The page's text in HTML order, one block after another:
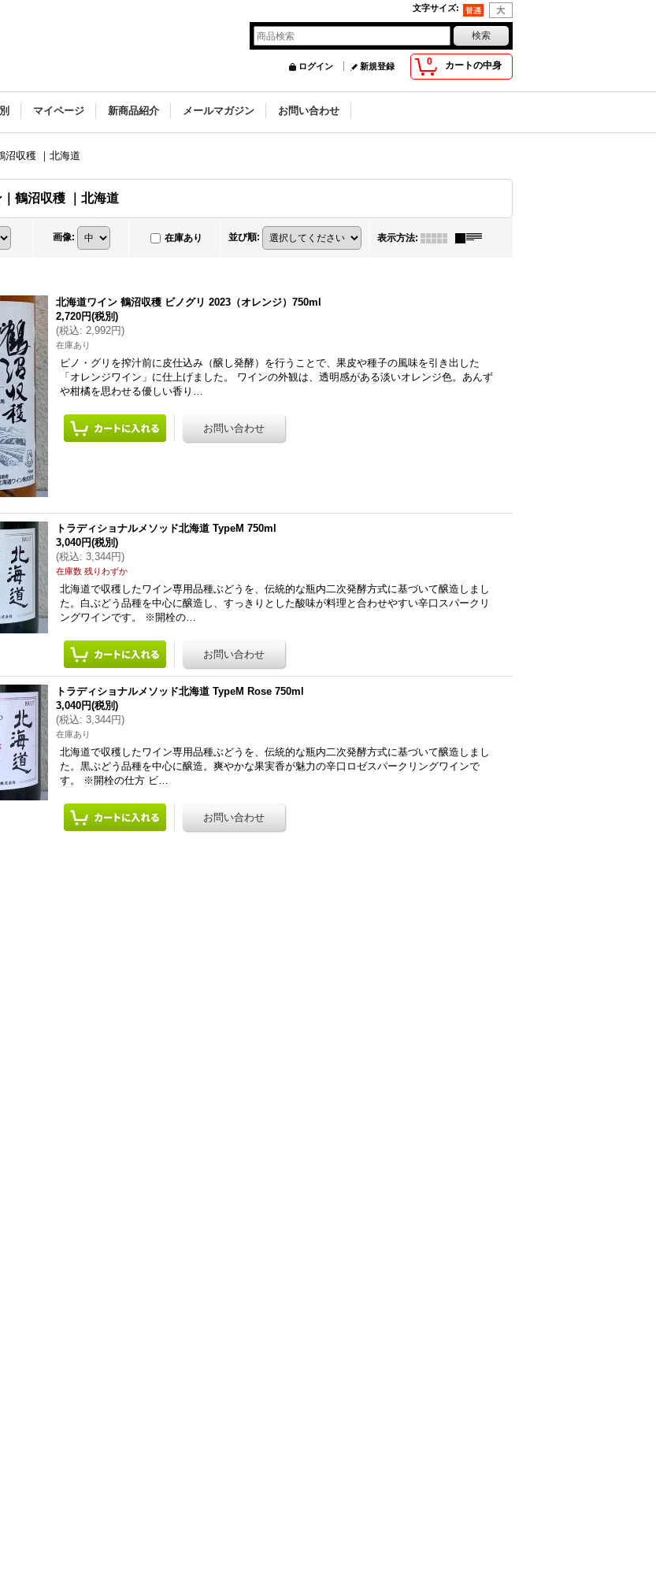
文字サイズ:
0 カートの中身
ログイン 新規登録
マイページ 新商品紹介 メールマガジン お問い合わせ
沼収穫 ｜北海道
鶴沼収穫 ｜北海道
画像: 在庫あり 並び順: 表示方法:
北海道ワイン 鶴沼収穫 ビノグリ 2023（オレンジ）750ml
2,720円(税別)
(税込: 2,992円)
在庫あり
ピノ・グリを搾汁前に皮仕込み（醸し発酵）を行うことで、果皮や種子の風味を引き出した
「オレンジワイン」に仕上げました。 ワインの外観は、透明感がある淡いオレンジ色。あんず
や柑橘を思わせる優しい香り…
トラディショナルメソッド北海道 TypeM 750ml
3,040円(税別)
(税込: 3,344円)
在庫数 残りわずか
北海道で収穫したワイン専用品種ぶどうを、伝統的な瓶内二次発酵方式に基づいて醸造しまし
た。白ぶどう品種を中心に醸造し、すっきりとした酸味が料理と合わせやすい辛口スパークリ
ングワインです。 ※開栓の…
トラディショナルメソッド北海道 TypeM Rose 750ml
3,040円(税別)
(税込: 3,344円)
在庫あり
北海道で収穫したワイン専用品種ぶどうを、伝統的な瓶内二次発酵方式に基づいて醸造しまし
た。黒ぶどう品種を中心に醸造。爽やかな果実香が魅力の辛口ロゼスパークリングワインで
す。 ※開栓の仕方 ビ…